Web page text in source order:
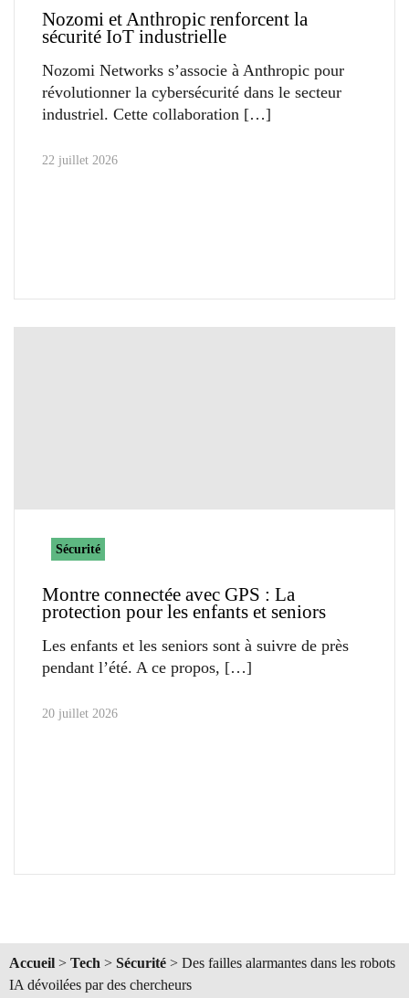
Nozomi et Anthropic renforcent la
sécurité IoT industrielle
Nozomi Networks s’associe à Anthropic pour
révolutionner la cybersécurité dans le secteur
industriel. Cette collaboration
22 juillet 2026
Sécurité
Montre connectée avec GPS : La
protection pour les enfants et seniors
Les enfants et les seniors sont à suivre de près
pendant l’été. A ce propos,
20 juillet 2026
Accueil > Tech > Sécurité > Des failles alarmantes dans les robots
IA dévoilées par des chercheurs